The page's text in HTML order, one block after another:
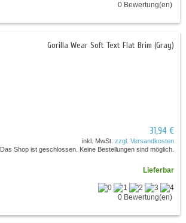
0 Bewertung(en)
Gorilla Wear Soft Text Flat Brim (Gray)
31,94 €
inkl. MwSt. zzgl. Versandkosten
Das Shop ist geschlossen. Keine Bestellungen sind möglich.
Lieferbar
0 Bewertung(en)